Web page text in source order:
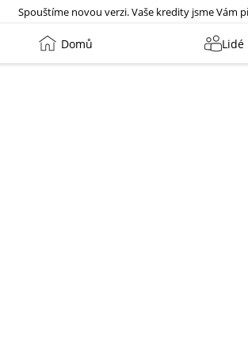
Spouštíme novou verzi. Vaše kredity jsme Vám
Domů Lidé